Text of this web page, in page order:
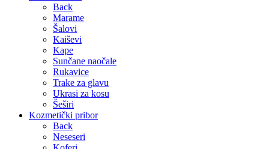
Back
Marame
Šalovi
Kaiševi
Kape
Sunčane naočale
Rukavice
Trake za glavu
Ukrasi za kosu
Šeširi
Kozmetički pribor
Back
Neseseri